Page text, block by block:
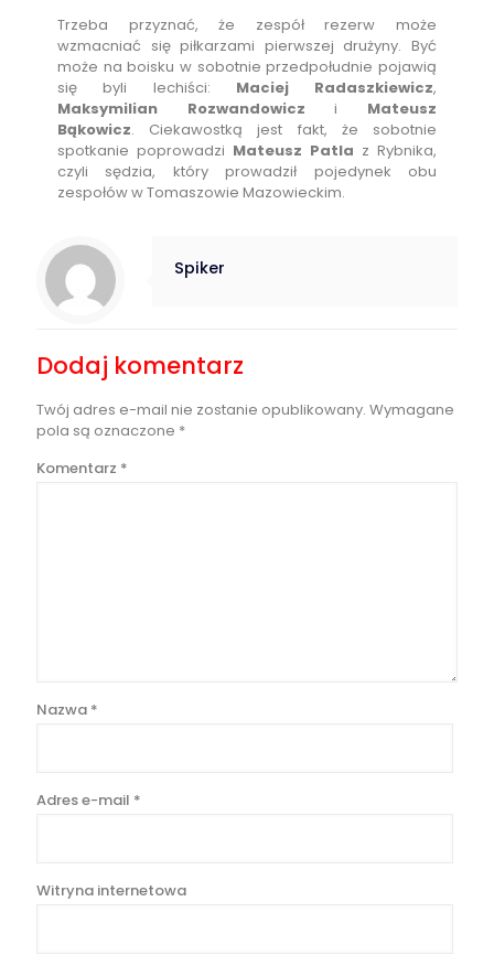
Trzeba przyznać, że zespół rezerw może
wzmacniać się piłkarzami pierwszej drużyny. Być
może na boisku w sobotnie przedpołudnie pojawią
się byli lechiści: Maciej Radaszkiewicz,
Maksymilian Rozwandowicz i Mateusz
Bąkowicz. Ciekawostką jest fakt, że sobotnie
spotkanie poprowadzi Mateusz Patla z Rybnika,
czyli sędzia, który prowadził pojedynek obu
zespołów w Tomaszowie Mazowieckim.
Spiker
Dodaj komentarz
Twój adres e-mail nie zostanie opublikowany. Wymagane
pola są oznaczone *
Komentarz *
Nazwa *
Adres e-mail *
Witryna internetowa